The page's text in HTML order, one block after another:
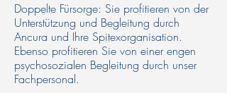
Doppelte Fürsorge: Sie profitieren von der
Unterstützung und Begleitung durch
Ancura und Ihre Spitexorganisation.​
Ebenso profitieren Sie von einer engen
psychosozialen Begleitung durch unser
Fachpersonal.